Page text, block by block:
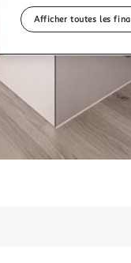
Afficher toutes les